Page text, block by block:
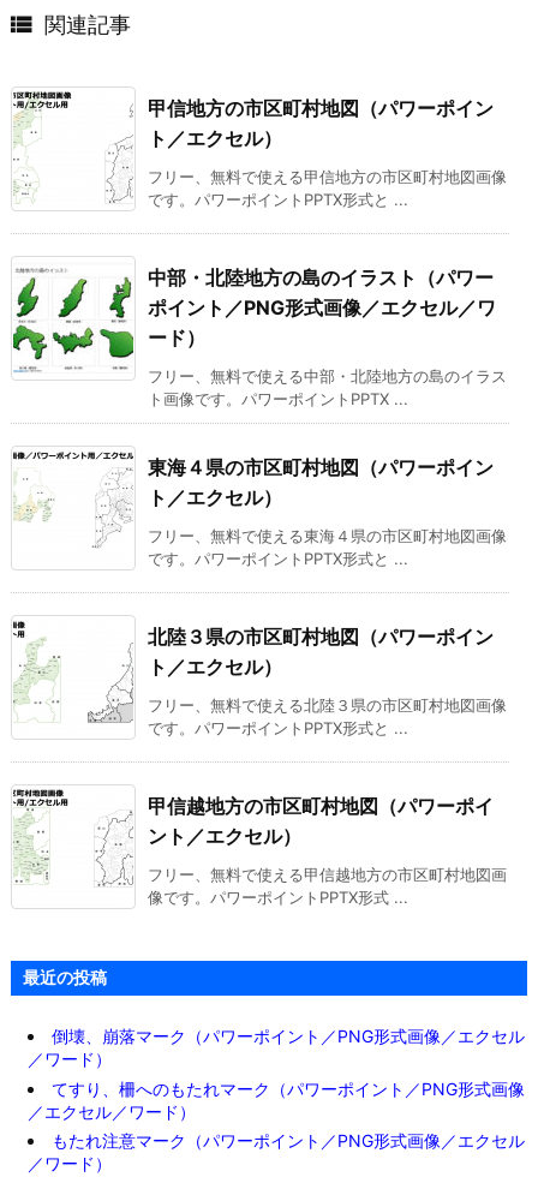
 関連記事
甲信地方の市区町村地図（パワーポイン
ト／エクセル）
フリー、無料で使える甲信地方の市区町村地図画像
です。パワーポイントPPTX形式と ...
中部・北陸地方の島のイラスト（パワー
ポイント／PNG形式画像／エクセル／ワ
ード）
フリー、無料で使える中部・北陸地方の島のイラス
ト画像です。パワーポイントPPTX ...
東海４県の市区町村地図（パワーポイン
ト／エクセル）
フリー、無料で使える東海４県の市区町村地図画像
です。パワーポイントPPTX形式と ...
北陸３県の市区町村地図（パワーポイン
ト／エクセル）
フリー、無料で使える北陸３県の市区町村地図画像
です。パワーポイントPPTX形式と ...
甲信越地方の市区町村地図（パワーポイ
ント／エクセル）
フリー、無料で使える甲信越地方の市区町村地図画
像です。パワーポイントPPTX形式 ...
最近の投稿
倒壊、崩落マーク（パワーポイント／PNG形式画像／エクセル
／ワード）
てすり、柵へのもたれマーク（パワーポイント／PNG形式画像
／エクセル／ワード）
もたれ注意マーク（パワーポイント／PNG形式画像／エクセル
／ワード）